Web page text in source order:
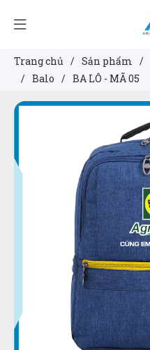
Trang chủ / Sản phẩm /
/ Balo / BA LÔ - MÃ 05